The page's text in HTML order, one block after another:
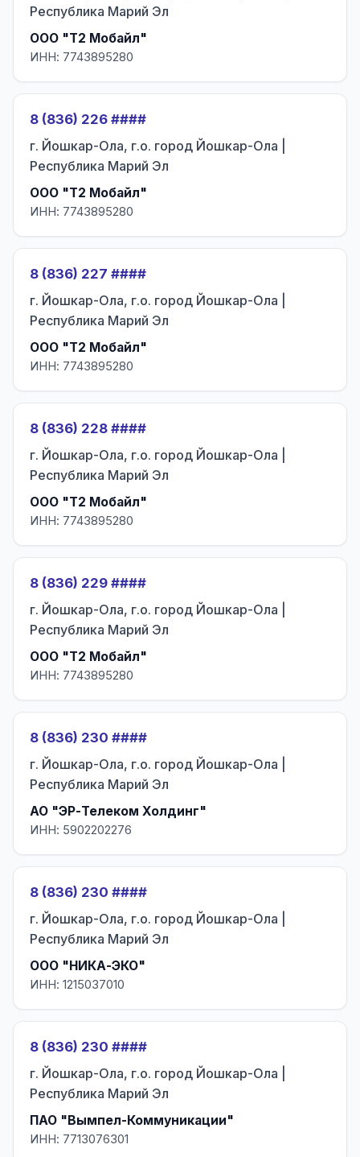
Республика Марий Эл
ООО "Т2 Мобайл"
ИНН: 7743895280
8 (836) 226 ####
г. Йошкар-Ола, г.о. город Йошкар-Ола |
Республика Марий Эл
ООО "Т2 Мобайл"
ИНН: 7743895280
8 (836) 227 ####
г. Йошкар-Ола, г.о. город Йошкар-Ола |
Республика Марий Эл
ООО "Т2 Мобайл"
ИНН: 7743895280
8 (836) 228 ####
г. Йошкар-Ола, г.о. город Йошкар-Ола |
Республика Марий Эл
ООО "Т2 Мобайл"
ИНН: 7743895280
8 (836) 229 ####
г. Йошкар-Ола, г.о. город Йошкар-Ола |
Республика Марий Эл
ООО "Т2 Мобайл"
ИНН: 7743895280
8 (836) 230 ####
г. Йошкар-Ола, г.о. город Йошкар-Ола |
Республика Марий Эл
АО "ЭР-Телеком Холдинг"
ИНН: 5902202276
8 (836) 230 ####
г. Йошкар-Ола, г.о. город Йошкар-Ола |
Республика Марий Эл
ООО "НИКА-ЭКО"
ИНН: 1215037010
8 (836) 230 ####
г. Йошкар-Ола, г.о. город Йошкар-Ола |
Республика Марий Эл
ПАО "Вымпел-Коммуникации"
ИНН: 7713076301